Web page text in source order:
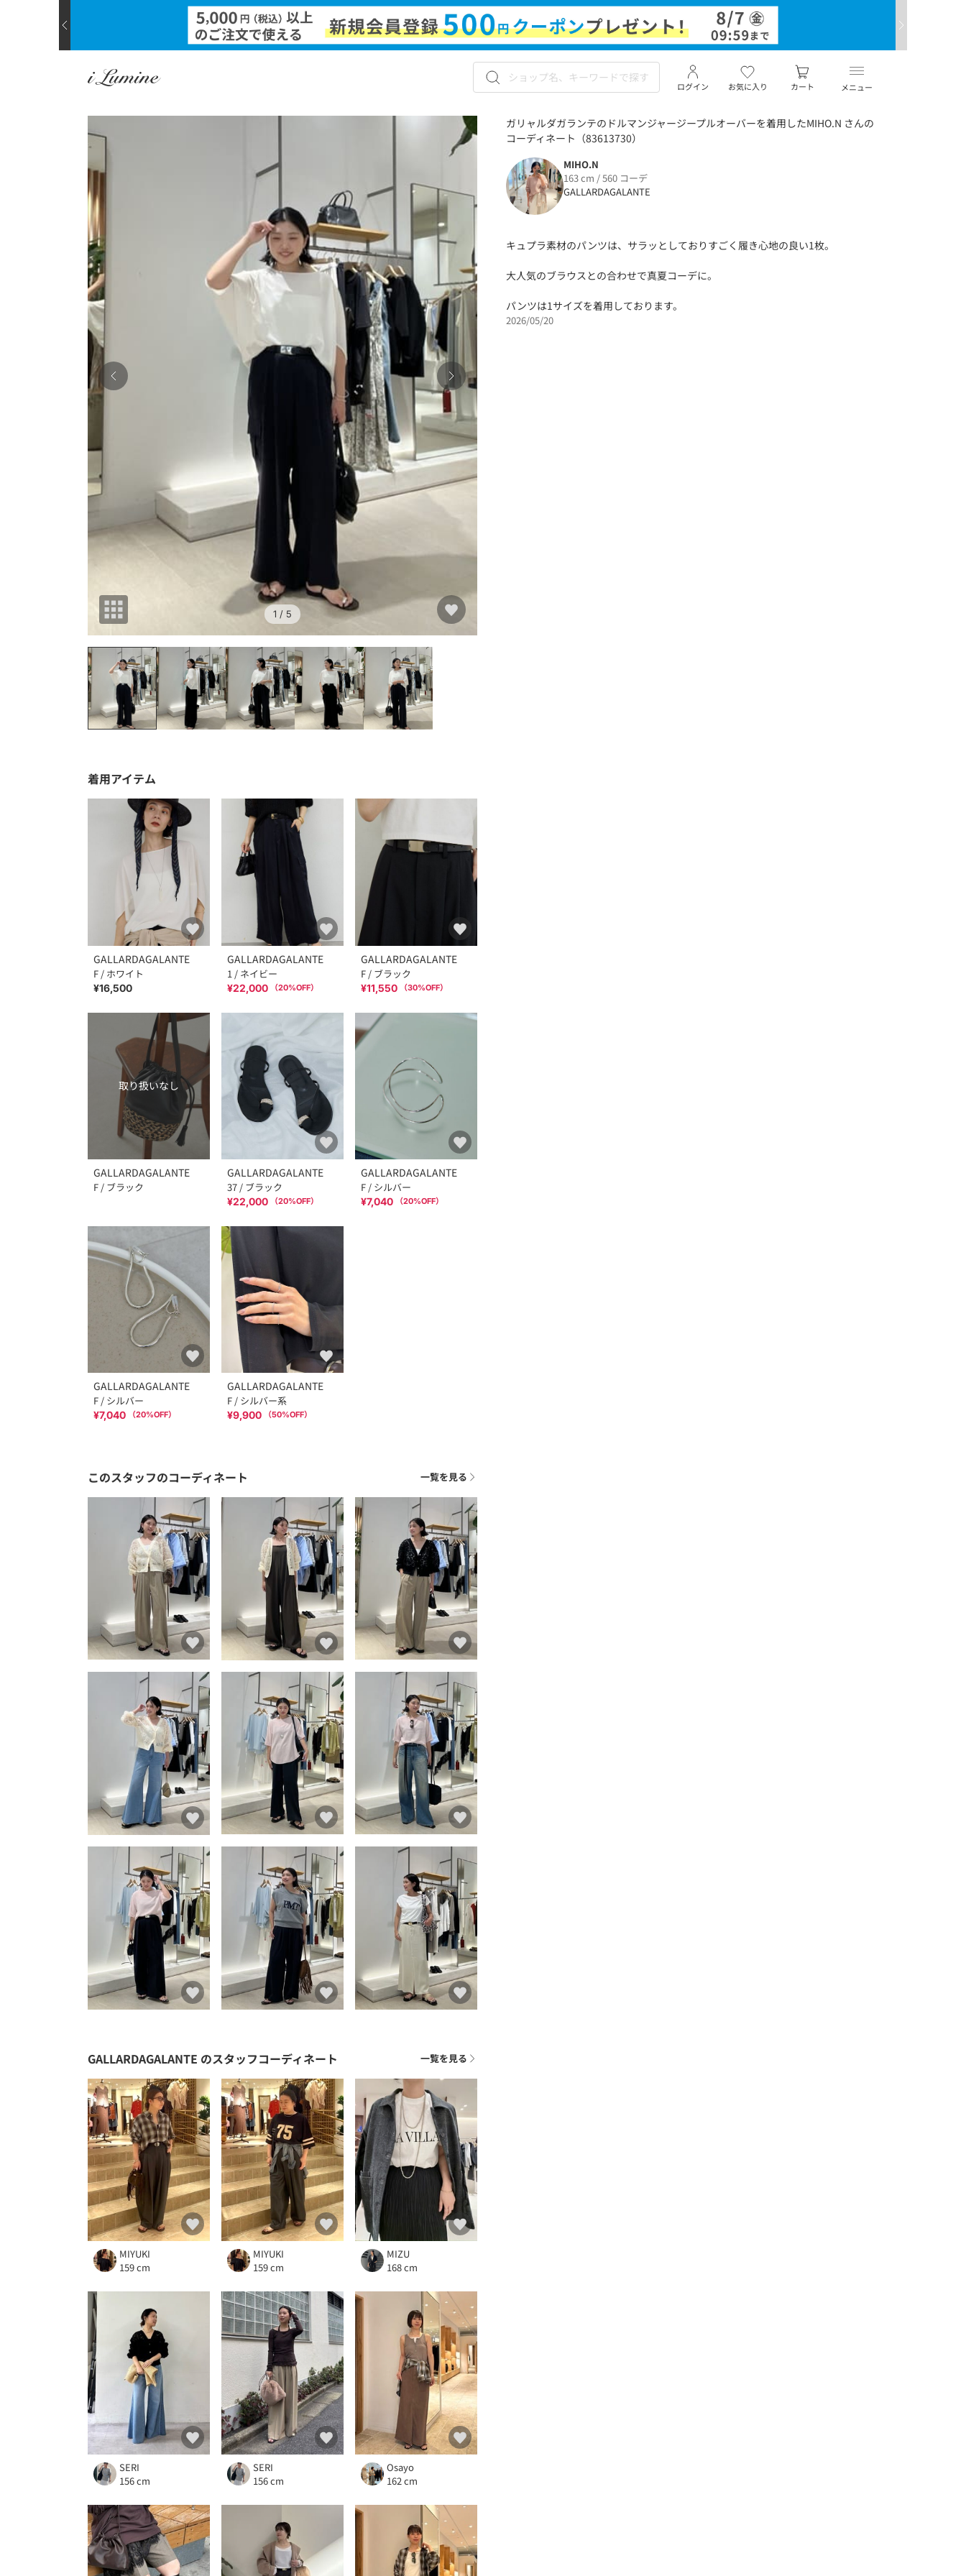
メニュー
お気に入り
ログイン カート
1 / 5
ガリャルダガランテのドルマンジャージープルオーバーを着用したMIHO.N さんの
コーディネート（83613730）
MIHO.N
163 cm / 560 コーデ
GALLARDAGALANTE
キュプラ素材のパンツは、サラッとしておりすごく履き心地の良い1枚。
大人気のブラウスとの合わせで真夏コーデに。
パンツは1サイズを着用しております。
2026/05/20
着用アイテム
GALLARDAGALANTE
F / ホワイト
¥16,500
GALLARDAGALANTE
1 / ネイビー
¥22,000 （20%OFF）
GALLARDAGALANTE
F / ブラック
¥11,550 （30%OFF）
取り扱いなし
GALLARDAGALANTE
F / ブラック
GALLARDAGALANTE
37 / ブラック
¥22,000 （20%OFF）
GALLARDAGALANTE
F / シルバー
¥7,040 （20%OFF）
GALLARDAGALANTE
F / シルバー
¥7,040 （20%OFF）
GALLARDAGALANTE
F / シルバー系
¥9,900 （50%OFF）
このスタッフのコーディネート 一覧を見る
GALLARDAGALANTE のスタッフコーディネート 一覧を見る
MIYUKI
159 cm
MIYUKI
159 cm
MIZU
168 cm
SERI
156 cm
SERI
156 cm
Osayo
162 cm